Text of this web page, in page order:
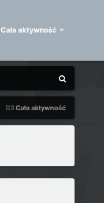
Cała aktywność
Cała aktywność